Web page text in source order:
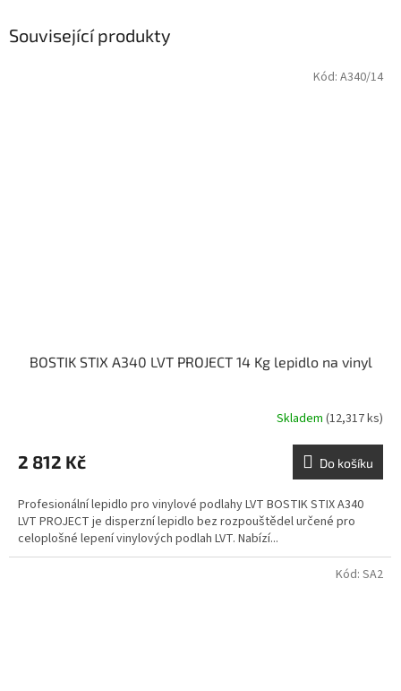
Související produkty
BOSTIK STIX A340 LVT PROJECT 14 Kg lepidlo na vinyl
Skladem (12,317 ks)
2 812 Kč Do košíku
Profesionální lepidlo pro vinylové podlahy LVT BOSTIK STIX A340
LVT PROJECT je disperzní lepidlo bez rozpouštědel určené pro
celoplošné lepení vinylových podlah LVT. Nabízí...
Kód: A340/14
Kód: SA2